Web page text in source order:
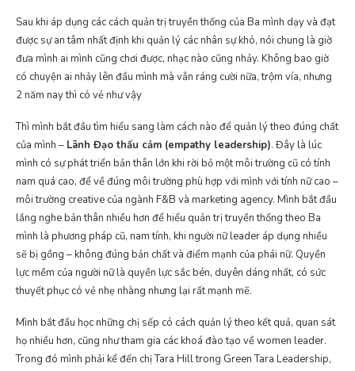
Sau khi áp dụng các cách quản trị truyền thống của Ba mình dạy và đạt
được sự an tâm nhất định khi quản lý các nhân sự khó, nói chung là giờ
đưa mình ai mình cũng chơi được, nhạc nào cũng nhảy. Không bao giờ
có chuyện ai nhảy lên đầu mình mà vẫn ráng cười nữa, trộm vía, nhưng
2 năm nay thì có vẻ như vậy
Thì mình bắt đầu tìm hiểu sang làm cách nào để quản lý theo đúng chất
của mình – Lãnh Đạo thấu cảm (empathy leadership). Đây là lúc
mình có sự phát triển bản thân lớn khi rời bỏ một môi trường cũ có tính
nam quá cao, để về đúng môi trường phù hợp với mình với tính nữ cao –
môi trường creative của ngành F&B và marketing agency. Mình bắt đầu
lắng nghe bản thân nhiều hơn để hiểu quản trị truyền thống theo Ba
mình là phương pháp cũ, nam tính, khi người nữ leader áp dụng nhiều
sẽ bị gồng – không đúng bản chất và điểm mạnh của phái nữ. Quyền
lực mềm của người nữ là quyền lực sắc bén, duyên dáng nhất, có sức
thuyết phục có vẻ nhẹ nhàng nhưng lại rất mạnh mẽ.
Mình bắt đầu học những chị sếp có cách quản lý theo kết quả, quan sát
họ nhiều hơn, cũng như tham gia các khoá đào tạo về women leader.
Trong đó mình phải kể đến chị Tara Hill trong Green Tara Leadership,